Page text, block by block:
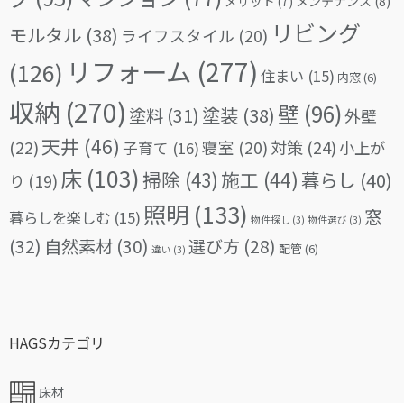
モルタル (38) ライフスタイル (20) リビング
(126) リフォーム (277) 住まい (15) 内窓(6)
収納 (270) 塗料 (31) 塗装 (38) 壁 (96)外壁
(22)天井 (46) 子育て (16)寝室 (20) 対策 (24)小上が
り (19) 床 (103)掃除 (43) 施工 (44) 暮らし (40)
暮らしを楽しむ (15) 照明 (133) 物件探し (3) 物件選び (3) 窓
(32) 自然素材 (30) 違い (3) 選び方 (28) 配管(6)
HAGSカテゴリ
床材